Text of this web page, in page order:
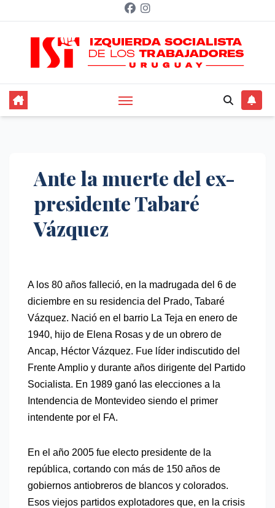
contenido
Ante la muerte del ex-
presidente Tabaré
Vázquez
A los 80 años falleció, en la madrugada del 6 de
diciembre en su residencia del Prado, Tabaré
Vázquez. Nació en el barrio La Teja en enero de
1940, hijo de Elena Rosas y de un obrero de
Ancap, Héctor Vázquez. Fue líder indiscutido del
Frente Amplio y durante años dirigente del Partido
Socialista. En 1989 ganó las elecciones a la
Intendencia de Montevideo siendo el primer
intendente por el FA.
En el año 2005 fue electo presidente de la
república, cortando con más de 150 años de
gobiernos antiobreros de blancos y colorados.
Esos viejos partidos explotadores que, en la crisis